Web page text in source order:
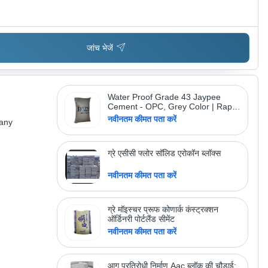
जांच भेजें
Water Proof Grade 43 Jaypee
Cement - OPC, Grey Color | Rapid
Hardening, 100% Purity, Good
Place
नवीनतम कीमत पता करें
ग्रे एसीसी फ्लोर सॉलिड एरोकॉन ब्लॉक्स
नवीनतम कीमत पता करें
ग्रे मॉइस्चर प्रूफ कोणार्क कंस्ट्रक्शन
ऑर्डिनरी पोर्टलैंड सीमेंट
नवीनतम कीमत पता करें
आग प्रतिरोधी निर्माण Aac ब्लॉक की चौड़ाई: